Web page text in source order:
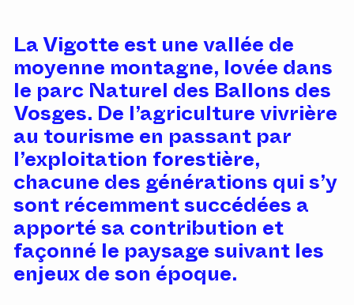
La Vigotte est une vallée de
moyenne montagne, lovée dans
le parc Naturel des Ballons des
Vosges. De l’agriculture vivrière
au tourisme en passant par
l’exploitation forestière,
chacune des générations qui s’y
sont récemment succédées a
apporté sa contribution et
façonné le paysage suivant les
enjeux de son époque.